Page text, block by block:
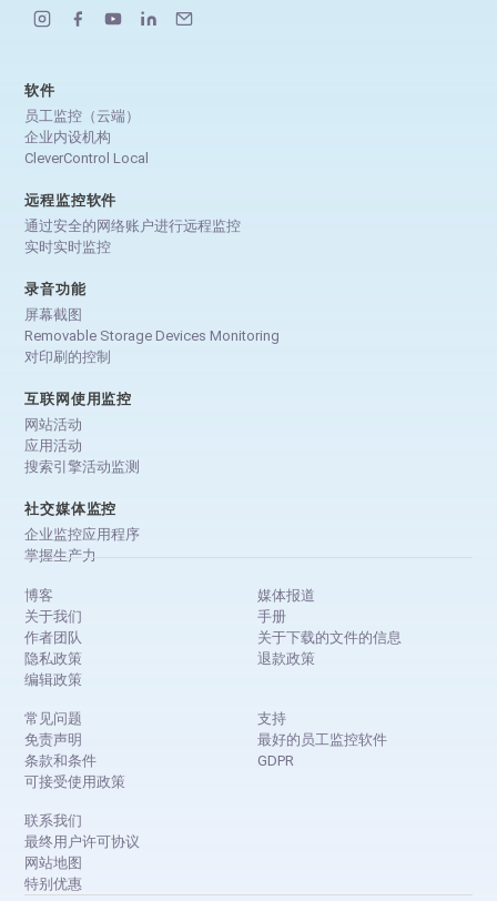
软件
员工监控（云端）
企业内设机构
CleverControl Local
远程监控软件
通过安全的网络账户进行远程监控
实时实时监控
录音功能
屏幕截图
Removable Storage Devices Monitoring
对印刷的控制
互联网使用监控
网站活动
应用活动
搜索引擎活动监测
社交媒体监控
企业监控应用程序
掌握生产力
博客
关于我们
作者团队
隐私政策
编辑政策
媒体报道
手册
关于下载的文件的信息
退款政策
常见问题
免责声明
条款和条件
可接受使用政策
支持
最好的员工监控软件
GDPR
联系我们
最终用户许可协议
网站地图
特别优惠